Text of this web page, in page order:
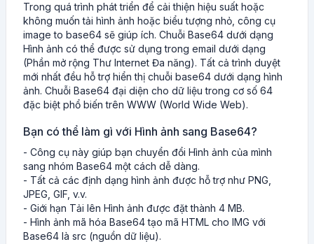
Trong quá trình phát triển để cải thiện hiệu suất hoặc
không muốn tải hình ảnh hoặc biểu tượng nhỏ, công cụ
image to base64 sẽ giúp ích. Chuỗi Base64 dưới dạng
Hình ảnh có thể được sử dụng trong email dưới dạng
(Phần mở rộng Thư Internet Đa năng). Tất cả trình duyệt
mới nhất đều hỗ trợ hiển thị chuỗi base64 dưới dạng hình
ảnh. Chuỗi Base64 đại diện cho dữ liệu trong cơ số 64
đặc biệt phổ biến trên WWW (World Wide Web).
Bạn có thể làm gì với Hình ảnh sang Base64?
- Công cụ này giúp bạn chuyển đổi Hình ảnh của mình
sang nhóm Base64 một cách dễ dàng.
- Tất cả các định dạng hình ảnh được hỗ trợ như PNG,
JPEG, GIF, v.v.
- Giới hạn Tải lên Hình ảnh được đặt thành 4 MB.
- Hình ảnh mã hóa Base64 tạo mã HTML cho IMG với
Base64 là src (nguồn dữ liệu).